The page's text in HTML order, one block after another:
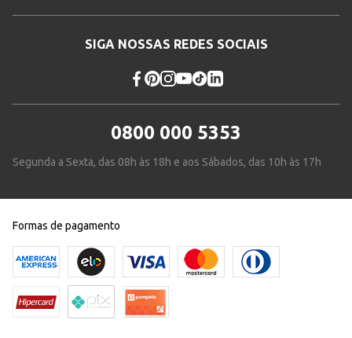
SIGA NOSSAS REDES SOCIAIS
0800 000 5353
Segunda a Sexta, das 08h às 18h e aos Sábados, das 10h às 17h
Formas de pagamento